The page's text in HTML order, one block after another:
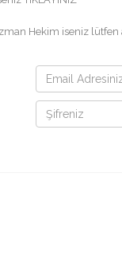
Hekim iseniz lütfen